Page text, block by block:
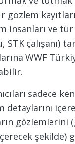
gözlem
insanları ve
STK çalışanı)
WWF
sadece
gözlemlerini
şekilde)